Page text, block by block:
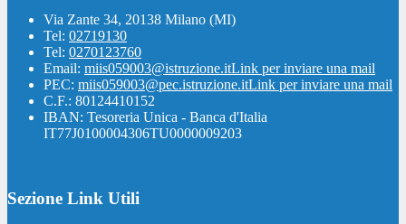
Via Zante 34, 20138 Milano (MI)
Tel: 02719130
Tel: 0270123760
Email: miis059003@istruzione.itLink per inviare una mail
PEC: miis059003@pec.istruzione.itLink per inviare una mail
C.F.: 80124410152
IBAN: Tesoreria Unica - Banca d'Italia
IT77J0100004306TU0000009203
Sezione Link Utili